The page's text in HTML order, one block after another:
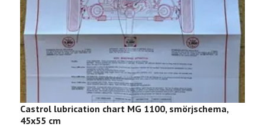
Castrol lubrication chart MG 1100, smörjschema,
45x55 cm